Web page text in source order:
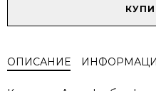
външен
КУПИ
ОПИСАНИЕ